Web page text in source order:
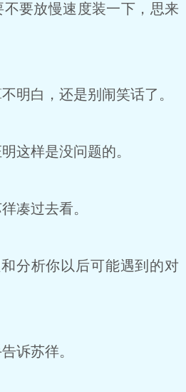
不要放慢速度装一下，思来
明白，还是别闹笑话了。
这样是没问题的。
凑过去看。
分析你以后可能遇到的对
诉苏徉。